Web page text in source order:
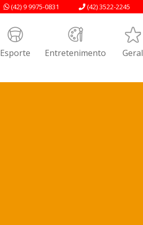
(42) 3522-2245
(42) 9 9975-0831
Esporte Entretenimento Geral